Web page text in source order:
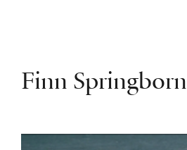
Finn Springborn